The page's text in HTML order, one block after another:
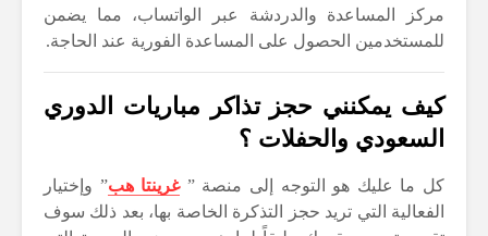
مركز المساعدة والدردشة عبر الواتساب، مما يضمن
للمستخدمين الحصول على المساعدة الفورية عند الحاجة.
كيف يمكنني حجز تذاكر مباريات الدوري
السعودي والحفلات ؟
كل ما عليك هو التوجه إلى منصة ”غرينتا هب” وإختيار
الفعالية التي تريد حجز التذكرة الخاصة بها، بعد ذلك سوف